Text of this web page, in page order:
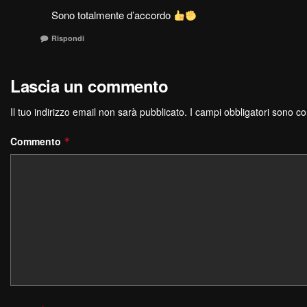
Sono totalmente d’accordo
Rispondi
Lascia un commento
Il tuo indirizzo email non sarà pubblicato. I campi obbligatori sono
Commento *